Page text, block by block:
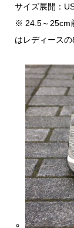
サイズ展開：
※ 24.5～25cm
はレディースの